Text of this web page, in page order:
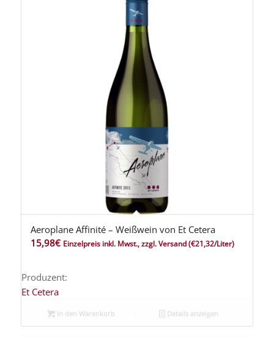
Aeroplane Affinité – Weißwein von Et Cetera
15,98€ Einzelpreis inkl. Mwst., zzgl. Versand(€21,32/Liter)
Produzent:
Et Cetera
In den Warenkorb Details anzeigen